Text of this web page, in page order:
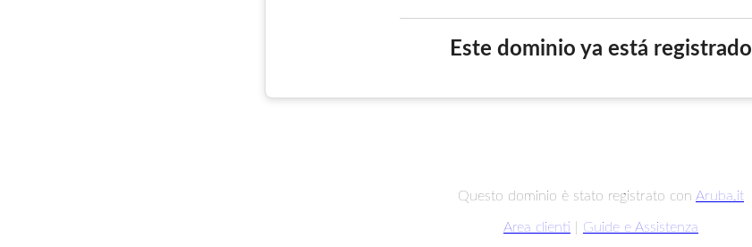
Este dominio ya está registrado
Questo dominio è stato registrato con Aruba.it
Area clienti Guide e Assistenza